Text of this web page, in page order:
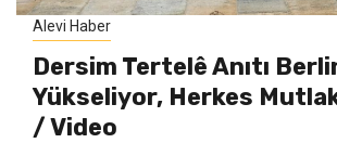
Alevi Haber
Dersim Tertelê Anıtı
Yükseliyor, Herkes
/ Video